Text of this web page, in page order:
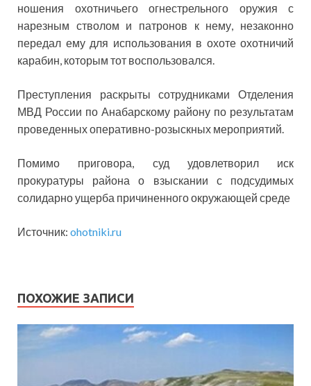
ношения охотничьего огнестрельного оружия с
нарезным стволом и патронов к нему, незаконно
передал ему для использования в охоте охотничий
карабин, которым тот воспользовался.
Преступления раскрыты сотрудниками Отделения
МВД России по Анабарскому району по результатам
проведенных оперативно-розыскных мероприятий.
Помимо приговора, суд удовлетворил иск
прокуратуры района о взыскании с подсудимых
солидарно ущерба причиненного окружающей среде
Источник: ohotniki.ru
ПОХОЖИЕ ЗАПИСИ